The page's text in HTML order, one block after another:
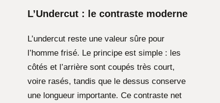
L’Undercut : le contraste moderne
L’undercut reste une valeur sûre pour
l’homme frisé. Le principe est simple : les
côtés et l’arrière sont coupés très court,
voire rasés, tandis que le dessus conserve
une longueur importante. Ce contraste net